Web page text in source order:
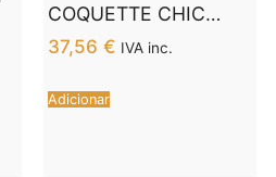
COQUETTE CHIC
DESIRE – SACO DE
BRINQUEDOS XL
37,56 € IVA inc.
Adicionar